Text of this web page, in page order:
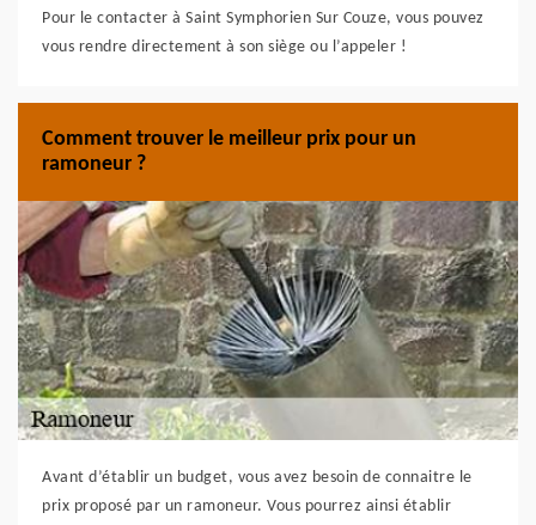
Pour le contacter à Saint Symphorien Sur Couze, vous pouvez
vous rendre directement à son siège ou l’appeler !
Comment trouver le meilleur prix pour un
ramoneur ?
Avant d’établir un budget, vous avez besoin de connaitre le
prix proposé par un ramoneur. Vous pourrez ainsi établir